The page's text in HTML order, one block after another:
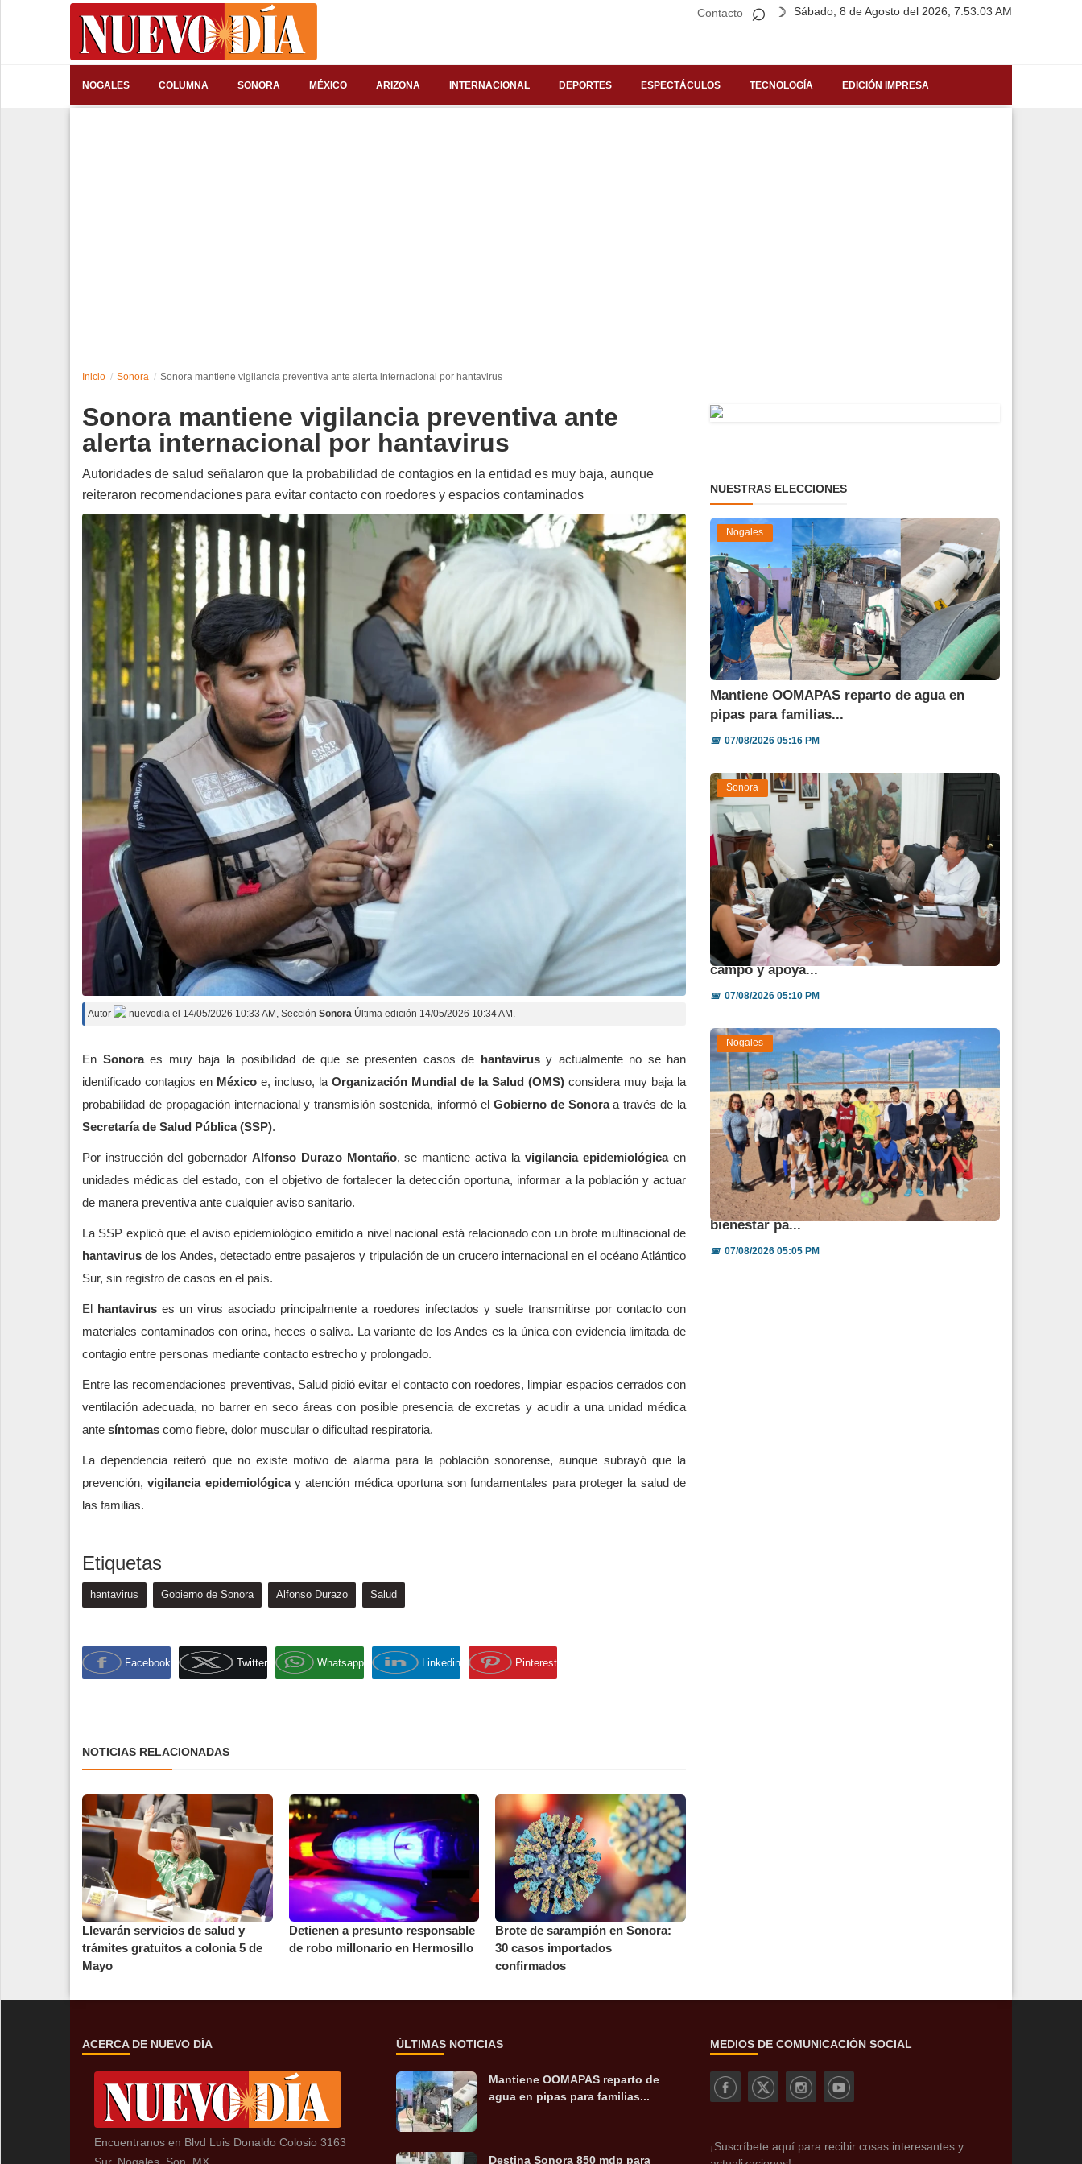
Contacto Sábado, 8 de Agosto del 2026, 7:53:03 AM
⌕ ☽
NOGALES COLUMNA SONORA MÉXICO ARIZONA INTERNACIONAL DEPORTES ESPECTÁCULOS TECNOLOGÍA EDICIÓN IMPRESA
Edición Impresa
Inicio Sonora Sonora mantiene vigilancia preventiva ante alerta internacional por hantavirus
Sonora mantiene vigilancia preventiva ante
alerta internacional por hantavirus
Autoridades de salud señalaron que la probabilidad de contagios en la entidad es muy baja, aunque
reiteraron recomendaciones para evitar contacto con roedores y espacios contaminados
Autor nuevodia el 14/05/2026 10:33 AM, Sección Sonora Última edición 14/05/2026 10:34 AM.
En Sonoraes muy baja la posibilidad de que se presenten casos de hantavirusy actualmente no se han
identificado contagios en México e, incluso, la Organización Mundial de la Salud (OMS) considera muy baja la
probabilidad de propagación internacional y transmisión sostenida, informó el Gobierno de Sonoraa través de la
Secretaría de Salud Pública (SSP).
Por instrucción del gobernador Alfonso Durazo Montaño, se mantiene activa lavigilancia epidemiológicaen
unidades médicas del estado, con el objetivo de fortalecer la detección oportuna, informar a la población y actuar
de manera preventiva ante cualquier aviso sanitario.
La SSP explicó que el aviso epidemiológico emitido a nivel nacional está relacionado con un brote multinacional de
hantavirus de los Andes, detectado entre pasajeros y tripulación de un crucero internacional en el océano Atlántico
Sur, sin registro de casos en el país.
El hantavirus es un virus asociado principalmente a roedores infectados y suele transmitirse por contacto con
materiales contaminados con orina, heces o saliva. La variante de los Andes es la única con evidencia limitada de
contagio entre personas mediante contacto estrecho y prolongado.
Entre las recomendaciones preventivas, Salud pidió evitar el contacto con roedores, limpiar espacios cerrados con
ventilación adecuada, no barrer en seco áreas con posible presencia de excretas y acudir a una unidad médica
ante síntomas como fiebre, dolor muscular o dificultad respiratoria.
La dependencia reiteró que no existe motivo de alarma para la población sonorense, aunque subrayó que la
prevención,vigilancia epidemiológicay atención médica oportuna son fundamentales para proteger la salud de
las familias.
Etiquetas
hantavirus Gobierno de Sonora Alfonso Durazo Salud
Facebook Twitter Whatsapp Linkedin Pinterest
NOTICIAS RELACIONADAS
Llevarán servicios de salud y
trámites gratuitos a colonia 5 de
Mayo
Detienen a presunto responsable
de robo millonario en Hermosillo
Brote de sarampión en Sonora:
30 casos importados
confirmados
NUESTRAS ELECCIONES
Nogales
Mantiene OOMAPAS reparto de agua en
pipas para familias...
📅07/08/2026 05:16 PM
Sonora
Destina Sonora 850 mdp para fortalecer al
campo y apoya...
📅07/08/2026 05:10 PM
Nogales
Angélica Burgos impulsa jornada de salud y
bienestar pa...
📅07/08/2026 05:05 PM
ACERCA DE NUEVO DÍA
Encuentranos en Blvd Luis Donaldo Colosio 3163
ÚLTIMAS NOTICIAS
Mantiene OOMAPAS reparto de
agua en pipas para familias...
Destina Sonora 850 mdp para
MEDIOS DE COMUNICACIÓN SOCIAL
¡Suscríbete aquí para recibir cosas interesantes y